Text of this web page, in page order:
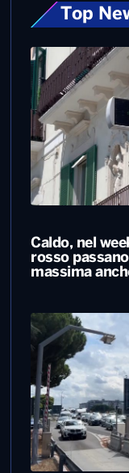
Top
Caldo, nel
rosso
massima